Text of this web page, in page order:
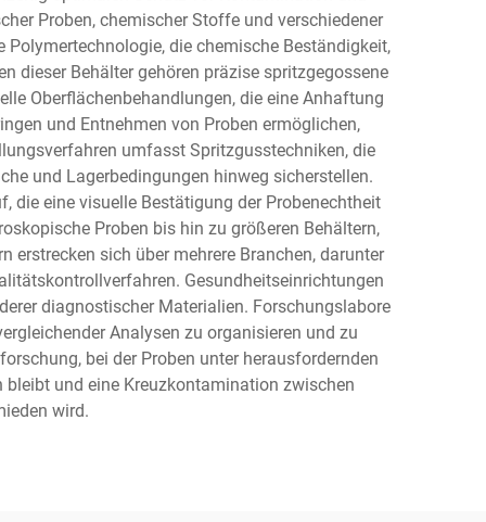
Proben, chemischer Stoffe und verschiedener
die chemische Beständigkeit,
dieser Behälter gehören präzise spritzgegossene
Oberflächenbehandlungen, die eine Anhaftung
und Entnehmen von Proben ermöglichen,
umfasst Spritzgusstechniken, die
und Lagerbedingungen hinweg sicherstellen.
eine visuelle Bestätigung der Probenechtheit
Proben bis hin zu größeren Behältern,
sich über mehrere Branchen, darunter
Gesundheitseinrichtungen
diagnostischer Materialien. Forschungslabore
Analysen zu organisieren und zu
bei der Proben unter herausfordernden
und eine Kreuzkontamination zwischen
wird.